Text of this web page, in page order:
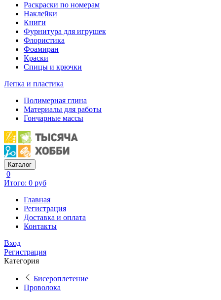
Раскраски по номерам
Наклейки
Книги
Фурнитура для игрушек
Флористика
Фоамиран
Краски
Спицы и крючки
Лепка и пластика
Полимерная глина
Материалы для работы
Гончарные массы
Каталог
0
Итого: 0 руб
Главная
Регистрация
Доставка и оплата
Контакты
Вход
Регистрация
Категория
Бисероплетение
Проволока